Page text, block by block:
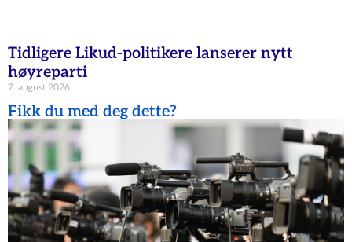
Tidligere Likud-politikere lanserer nytt
høyreparti
7. august 2026
Fikk du med deg dette?